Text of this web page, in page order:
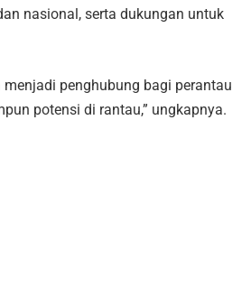
nasional, serta dukungan untuk
menjadi penghubung bagi perantau
potensi di rantau,” ungkapnya.